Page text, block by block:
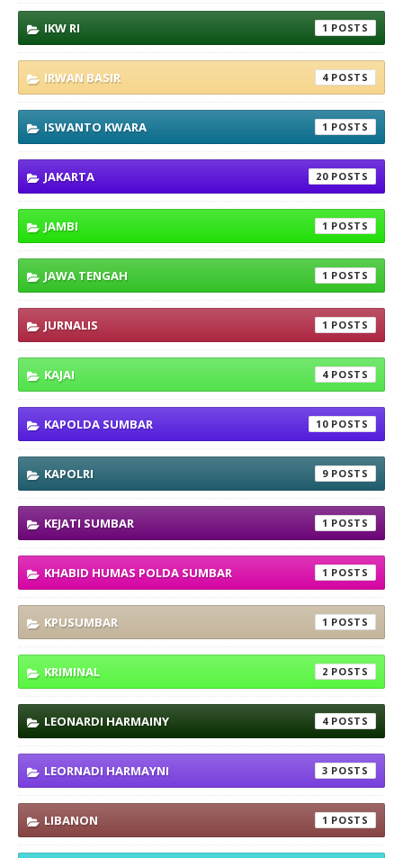
IKW RI 1
IRWAN BASIR 4
ISWANTO KWARA 1
JAKARTA 20
JAMBI 1
JAWA TENGAH 1
JURNALIS 1
KAJAI 4
KAPOLDA SUMBAR 10
KAPOLRI 9
KEJATI SUMBAR 1
KHABID HUMAS POLDA SUMBAR 1
KPUSUMBAR 1
KRIMINAL 2
LEONARDI HARMAINY 4
LEORNADI HARMAYNI 3
LIBANON 1